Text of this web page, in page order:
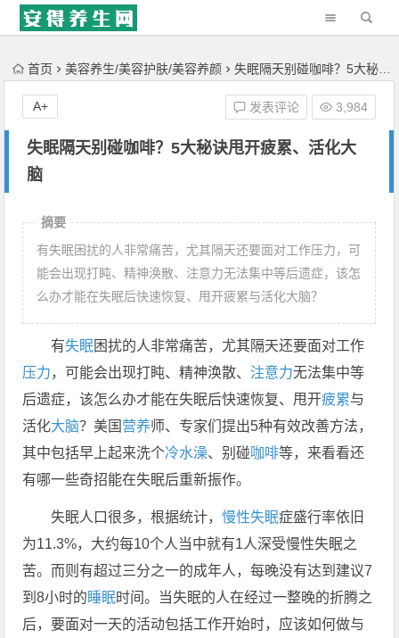
'); })();
首页 美容养生/美容护肤/美容养颜 失眠隔天别碰咖啡？5大秘诀甩开疲累、活化大脑
失眠隔天别碰咖啡？5大秘诀甩开疲累、活化大
脑
发表评论 3,984
A+
摘要
有失眠困扰的人非常痛苦，尤其隔天还要面对工作压力，可
能会出现打盹、精神涣散、注意力无法集中等后遗症，该怎
么办才能在失眠后快速恢复、甩开疲累与活化大脑？
有失眠困扰的人非常痛苦，尤其隔天还要面对工作
压力，可能会出现打盹、精神涣散、 注意力无法集中等
后遗症，该怎么办才能在失眠后快速恢复、甩开疲累与
活化大脑？美国 营养师、专家们提出5种有效改善方法，
其中包括早上起来洗个冷水澡、别碰咖啡等，来看看还
有哪一些奇招能在失眠后重新振作。
失眠人口很多，根据统计，慢性失眠症盛行率依旧
为11.3%，大约每10个人当中就有1人深受慢性失眠之
苦。而则有超过三分之一的成年人，每晚没有达到建议7
到8小时的睡眠时间。当失眠的人在经过一整晚的折腾之
后，要面对一天的活动包括工作开始时，应该如何做与